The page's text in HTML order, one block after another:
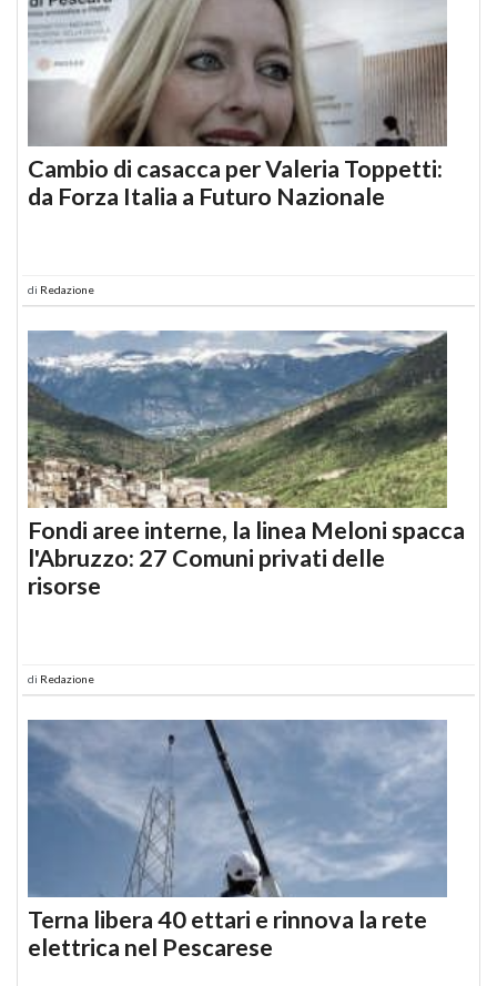
Cambio di casacca per Valeria Toppetti:
da Forza Italia a Futuro Nazionale
di Redazione
Fondi aree interne, la linea Meloni spacca
l'Abruzzo: 27 Comuni privati delle
risorse
di Redazione
Terna libera 40 ettari e rinnova la rete
elettrica nel Pescarese